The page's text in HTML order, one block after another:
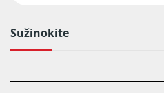
Sužinokite